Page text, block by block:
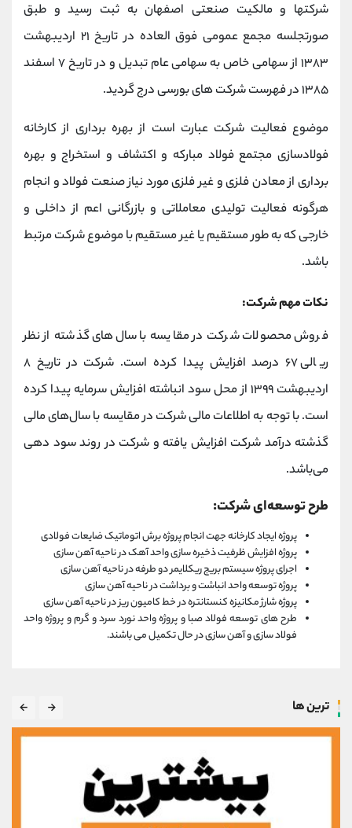
شرکتها و مالکیت صنعتی اصفهان به ثبت رسید و طبق
صورتجلسه مجمع عمومی فوق العاده در تاریخ ۲۱ اردیبهشت
۱۳۸۳ از سهامی خاص به سهامی عام تبدیل و در تاریخ ۷ اسفند
۱۳۸۵ در فهرست شرکت های بورسی درج گردید.
موضوع فعالیت شرکت عبارت است از بهره برداری از کارخانه
فولادسازی مجتمع فولاد مبارکه و اکتشاف و استخراج و بهره
برداری از معادن فلزی و غیر فلزی مورد نیاز صنعت فولاد و انجام
هرگونه فعالیت تولیدی معاملاتی و بازرگانی اعم از داخلی و
خارجی که به طور مستقیم یا غیر مستقیم با موضوع شرکت مرتبط
باشد‌.
نکات مهم شرکت:
فروش محصولات شرکت در مقایسه با سال‌های گذشته از نظر
ریالی ۶۷ درصد افزایش پیدا کرده است. شرکت در تاریخ ۸
اردیبهشت ۱۳۹۹ از محل سود انباشته افزایش سرمایه پیدا کرده
است. با توجه به اطلاعات مالی شرکت در مقایسه با سال‌های مالی
گذشته درآمد شرکت افزایش یافته و شرکت در روند سود دهی
می‌باشد.
طرح توسعه‌ای شرکت:
پروژه ایجاد کارخانه جهت انجام پروژه برش اتوماتیک ضایعات فولادی
پروژه افزایش ظرفیت ذخیره سازی واحد آهک در ناحیه آهن سازی
اجرای پروژه سیستم بریج ریکلایمر دو طرفه در ناحیه آهن سازی
پروژه توسعه واحد انباشت و برداشت در ناحیه آهن سازی
پروژه شارژ مکانیزه کنستانتره در خط کامیون ریز در ناحیه آهن سازی
طرح های توسعه فولاد صبا و پروژه واحد نورد سرد و گرم و پروژه واحد
فولاد سازی و آهن سازی در حال تکمیل می باشند.
ترین ها